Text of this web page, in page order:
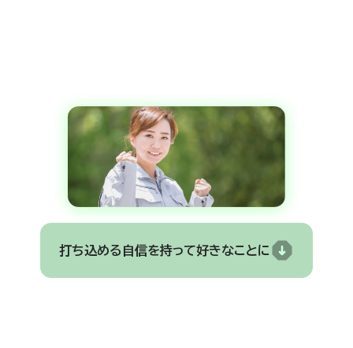
打ち込める自信を持って好きなことに